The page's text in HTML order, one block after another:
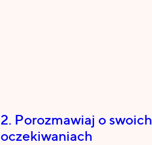
2. Porozmawiaj o swoich
oczekiwaniach